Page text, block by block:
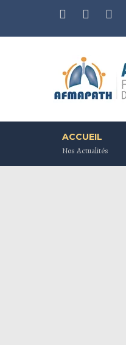
ACCUEIL
Nos Actualités